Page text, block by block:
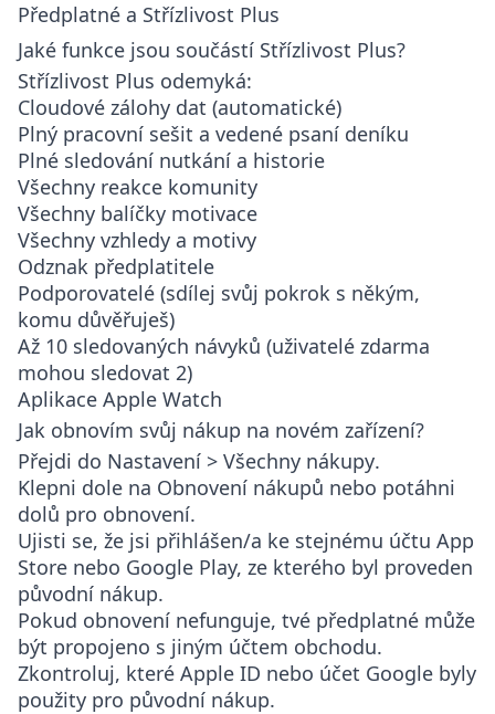
Předplatné a Střízlivost Plus
Jaké funkce jsou součástí Střízlivost Plus?
Střízlivost Plus odemyká:
Cloudové zálohy dat (automatické)
Plný pracovní sešit a vedené psaní deníku
Plné sledování nutkání a historie
Všechny reakce komunity
Všechny balíčky motivace
Všechny vzhledy a motivy
Odznak předplatitele
Podporovatelé (sdílej svůj pokrok s někým,
komu důvěřuješ)
Až 10 sledovaných návyků (uživatelé zdarma
mohou sledovat 2)
Aplikace Apple Watch
Jak obnovím svůj nákup na novém zařízení?
Přejdi do Nastavení > Všechny nákupy.
Klepni dole na Obnovení nákupů nebo potáhni
dolů pro obnovení.
Ujisti se, že jsi přihlášen/a ke stejnému účtu App
Store nebo Google Play, ze kterého byl proveden
původní nákup.
Pokud obnovení nefunguje, tvé předplatné může
být propojeno s jiným účtem obchodu.
Zkontroluj, které Apple ID nebo účet Google byly
použity pro původní nákup.